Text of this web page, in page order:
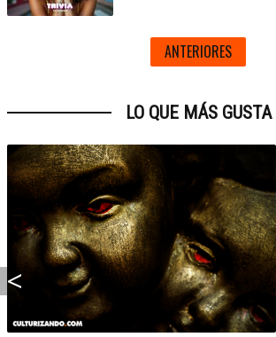
ANTERIORES
LO QUE MÁS GUSTA